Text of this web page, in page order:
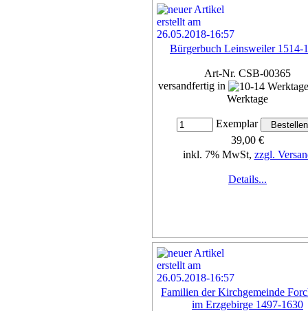
Bürgerbuch Leinsweiler 1514-
Art-Nr. CSB-00365
versandfertig in
Werktage
Exemplar
39,00 €
inkl. 7% MwSt, zzgl.
Details...
Familien der Kirchgemeinde
im Erzgebirge 1497-1630